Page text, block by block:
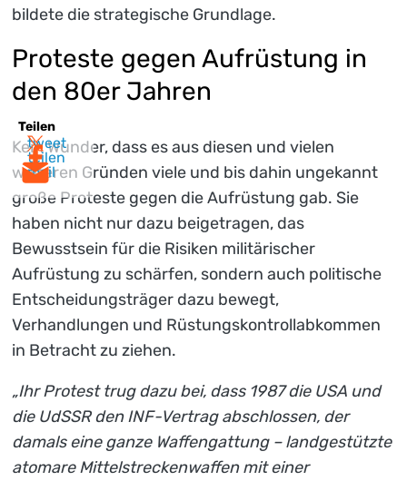
Teilen
tweet
teilen
mail
bildete die strategische Grundlage.
Proteste gegen Aufrüstung in
den 80er Jahren
Kein Wunder, dass es aus diesen und vielen
weiteren Gründen viele und bis dahin ungekannt
große Proteste gegen die Aufrüstung gab. Sie
haben nicht nur dazu beigetragen, das
Bewusstsein für die Risiken militärischer
Aufrüstung zu schärfen, sondern auch politische
Entscheidungsträger dazu bewegt,
Verhandlungen und Rüstungskontrollabkommen
in Betracht zu ziehen.
„Ihr Protest trug dazu bei, dass 1987 die USA und
die UdSSR den INF-Vertrag abschlossen, der
damals eine ganze Waffengattung – landgestützte
atomare Mittelstreckenwaffen mit einer